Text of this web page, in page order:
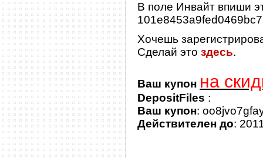
В поле Инвайт впиши
Хочешь
Сделай это здесь.
Ваш купон на
DepositFiles :
Ваш купон:
Действителен до: